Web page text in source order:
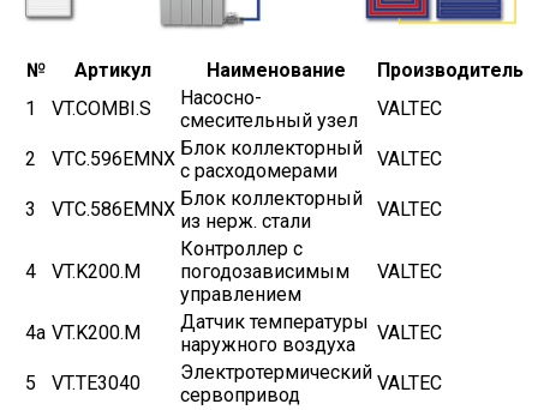
№ Артикул Наименование
Производитель
1
VT.COMBI.S
Насосно-
смесительный узел
VALTEC
2 VTC.596EMNX Блок коллекторный
с расходомерами
VALTEC
3 VTC.586EMNX Блок коллекторный
из нерж. стали
VALTEC
4 VT.K200.M
Контроллер с
погодозависимым
управлением
VALTEC
4а VT.K200.M
Датчик температуры
наружного воздуха
VALTEC
5 VT.TE3040
Электротермический
сервопривод
VALTEC